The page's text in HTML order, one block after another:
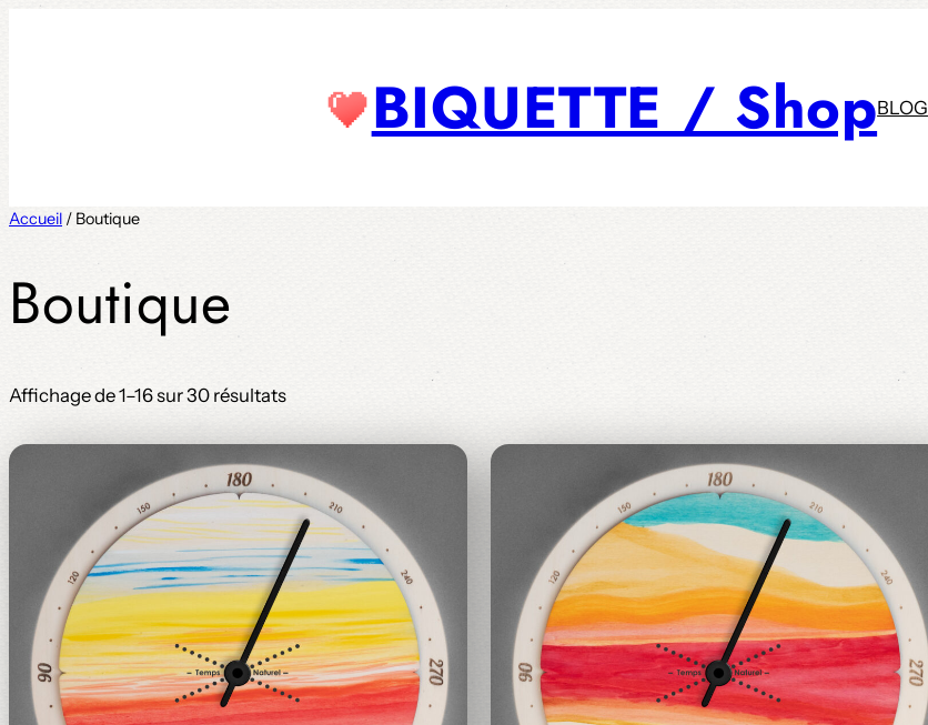
BIQUETTE / ShopBLOG
Accueil / Boutique
Boutique
Affichage de 1–16 sur 30 résultats